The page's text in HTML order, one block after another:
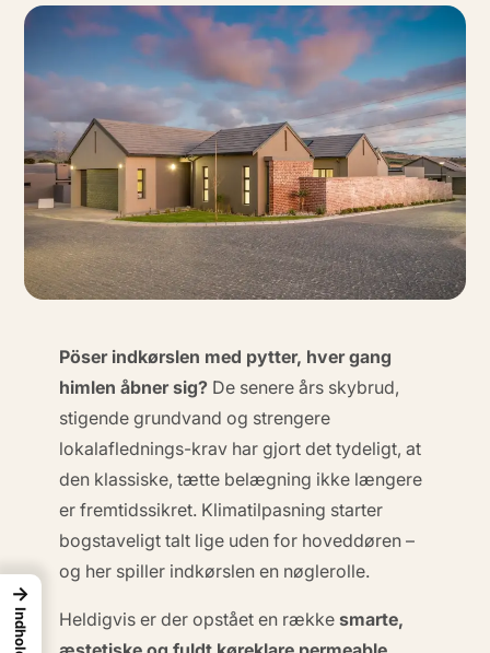
Pöser indkørslen med pytter, hver gang
himlen åbner sig? De senere års skybrud,
stigende grundvand og strengere
lokalaflednings-krav har gjort det tydeligt, at
den klassiske, tætte belægning ikke længere
er fremtidssikret. Klimatilpasning starter
bogstaveligt talt lige uden for hoveddøren –
og her spiller indkørslen en nøglerolle.
Heldigvis er der opstået en rækkesmarte,
→
Indhold